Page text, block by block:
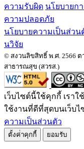
ความรับผิด นโยบายก
ความปลอดภัย
นโยบายความเป็นส่วน
นวิจัย
© สงวนลิขสิทธิ์ พ.ศ. 2566
สาธารณสุข (สวรส.)
เว็บไซต์นี้ใช้คุกกี้ เรา
ใช้งานที่ดีที่สุดบนเว็บไ
ความเป็นส่วนตัว
ตั้งค่่าคุกกี้ ยอมรับ